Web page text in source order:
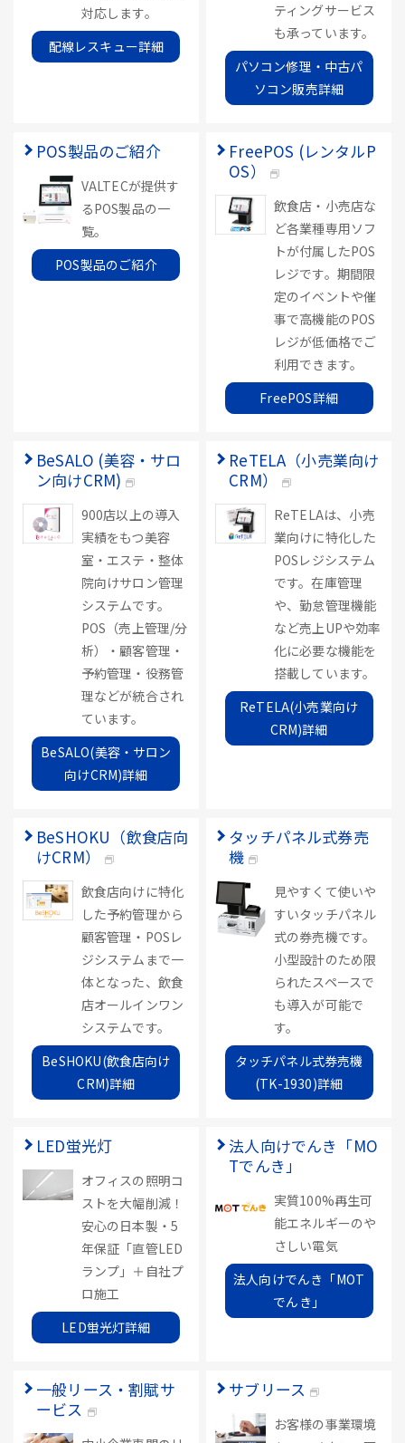
対応します。
配線レスキュー詳細
ティングサービス
も承っています。
パソコン修理・中古パ
ソコン販売詳細
POS製品のご紹介
VALTECが提供す
るPOS製品の一
覧。
POS製品のご紹介
FreePOS (レンタルP
OS）
飲食店・小売店な
ど各業種専用ソフ
トが付属したPOS
レジです。期間限
定のイベントや催
事で高機能のPOS
レジが低価格でご
利用できます。
FreePOS詳細
BeSALO (美容・サロ
ン向けCRM)
900店以上の導入
実績をもつ美容
室・エステ・整体
院向けサロン管理
システムです。
POS（売上管理/分
析）・顧客管理・
予約管理・役務管
理などが統合され
ています。
BeSALO(美容・サロン
向けCRM)詳細
ReTELA（小売業向け
CRM）
ReTELAは、小売
業向けに特化した
POSレジシステム
です。在庫管理
や、勤怠管理機能
など売上UPや効率
化に必要な機能を
搭載しています。
ReTELA(小売業向け
CRM)詳細
BeSHOKU（飲食店向
けCRM）
飲食店向けに特化
した予約管理から
顧客管理・POSレ
ジシステムまで一
体となった、飲食
店オールインワン
システムです。
BeSHOKU(飲食店向け
CRM)詳細
タッチパネル式券売
機
見やすくて使いや
すいタッチパネル
式の券売機です。
小型設計のため限
られたスペースで
も導入が可能で
す。
タッチパネル式券売機
(TK-1930)詳細
LED蛍光灯
オフィスの照明コ
ストを大幅削減！
安心の日本製・5
年保証「直管LED
ランプ」＋自社プ
ロ施工
LED蛍光灯詳細
法人向けでんき「MO
Tでんき」
実質100%再生可
能エネルギーのや
さしい電気
法人向けでんき「MOT
でんき」
一般リース・割賦サ
ービス
サブリース
お客様の事業環境